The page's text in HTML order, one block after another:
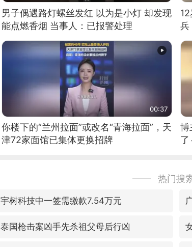
男子偶遇路灯螺丝发红 以为是小灯 却发现
能点燃香烟 当事人：已报警处理
兵
00:37
你楼下的“兰州拉面”或改名“青海拉面”，天
津72家面馆已集体更换招牌
博
了
热门搜
宇树科技中一签需缴款7.54万元
泰国枪击案凶手先杀祖父母后行凶